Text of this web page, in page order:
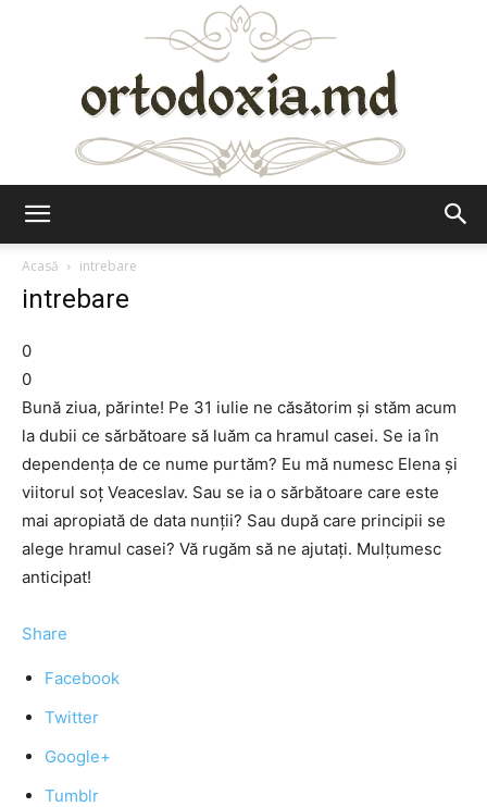
Acasă
intrebare
intrebare
0
0
Bună ziua, părinte! Pe 31 iulie ne căsătorim şi stăm acum
la dubii ce sărbătoare să luăm ca hramul casei. Se ia în
dependenţa de ce nume purtăm? Eu mă numesc Elena şi
viitorul soţ Veaceslav. Sau se ia o sărbătoare care este
mai apropiată de data nunţii? Sau după care principii se
alege hramul casei? Vă rugăm să ne ajutaţi. Mulţumesc
anticipat!
Share
Facebook
Twitter
Google+
Tumblr